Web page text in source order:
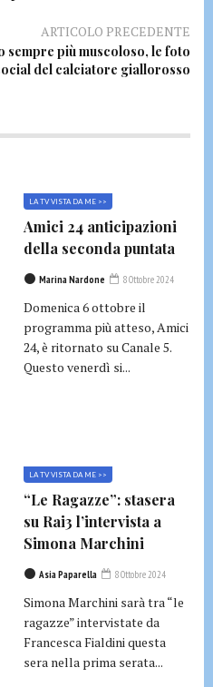
ARTICOLO PRECEDENTE
sempre più muscoloso, le foto
del calciatore giallorosso
LA TV VISTA DA ME >>
Amici 24 anticipazioni
della seconda puntata
Marina Nardone 8 Ottobre 2024
Domenica 6 ottobre il
programma più atteso, Amici
24, è ritornato su Canale 5.
Questo venerdì si...
LA TV VISTA DA ME >>
“Le Ragazze”: stasera
su Rai3 l’intervista a
Simona Marchini
Asia Paparella 8 Ottobre 2024
Simona Marchini sarà tra “le
ragazze” intervistate da
Francesca Fialdini questa
sera nella prima serata...